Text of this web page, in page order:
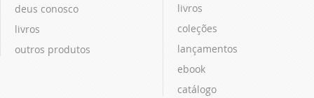
deus conosco
livros
outros produtos
livros
coleções
lançamentos
ebook
catálogo